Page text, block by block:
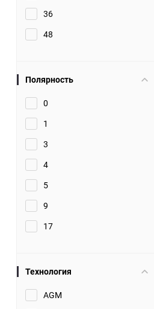
36
48
Полярность
0
1
3
4
5
9
17
Технология
AGM